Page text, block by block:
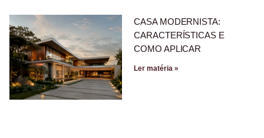
CASA MODERNISTA:
CARACTERÍSTICAS E
COMO APLICAR
Ler matéria »